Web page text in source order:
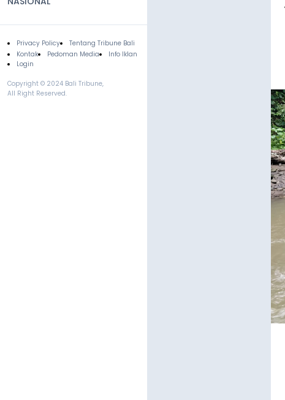
Footer
Privacy Policy
Tentang Tribune Bali
Kontak
Pedoman Media
Info Iklan
Login
Copyright © 2024 Bali Tribune,
All Right Reserved.